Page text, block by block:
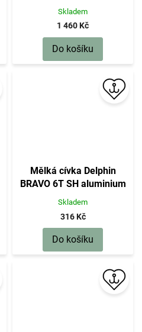
Skladem
1 460 Kč
Do košíku
Mělká cívka Delphin
BRAVO 6T SH aluminium
Skladem
316 Kč
Do košíku